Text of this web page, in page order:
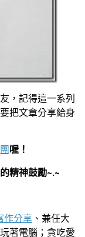
，記得這一系列
把文章分享給身
喔！
精神鼓勵~.~
作分享 、兼任大
著電腦；貪吃愛